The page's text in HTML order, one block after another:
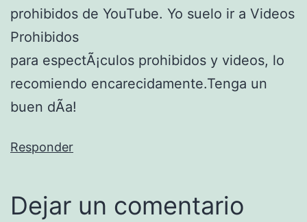
prohibidos de YouTube. Yo suelo ir a Videos
Prohibidos
para espectÃ¡culos prohibidos y videos, lo
recomiendo encarecidamente.Tenga un
buen dÃ­a!
Responder
Dejar un comentario